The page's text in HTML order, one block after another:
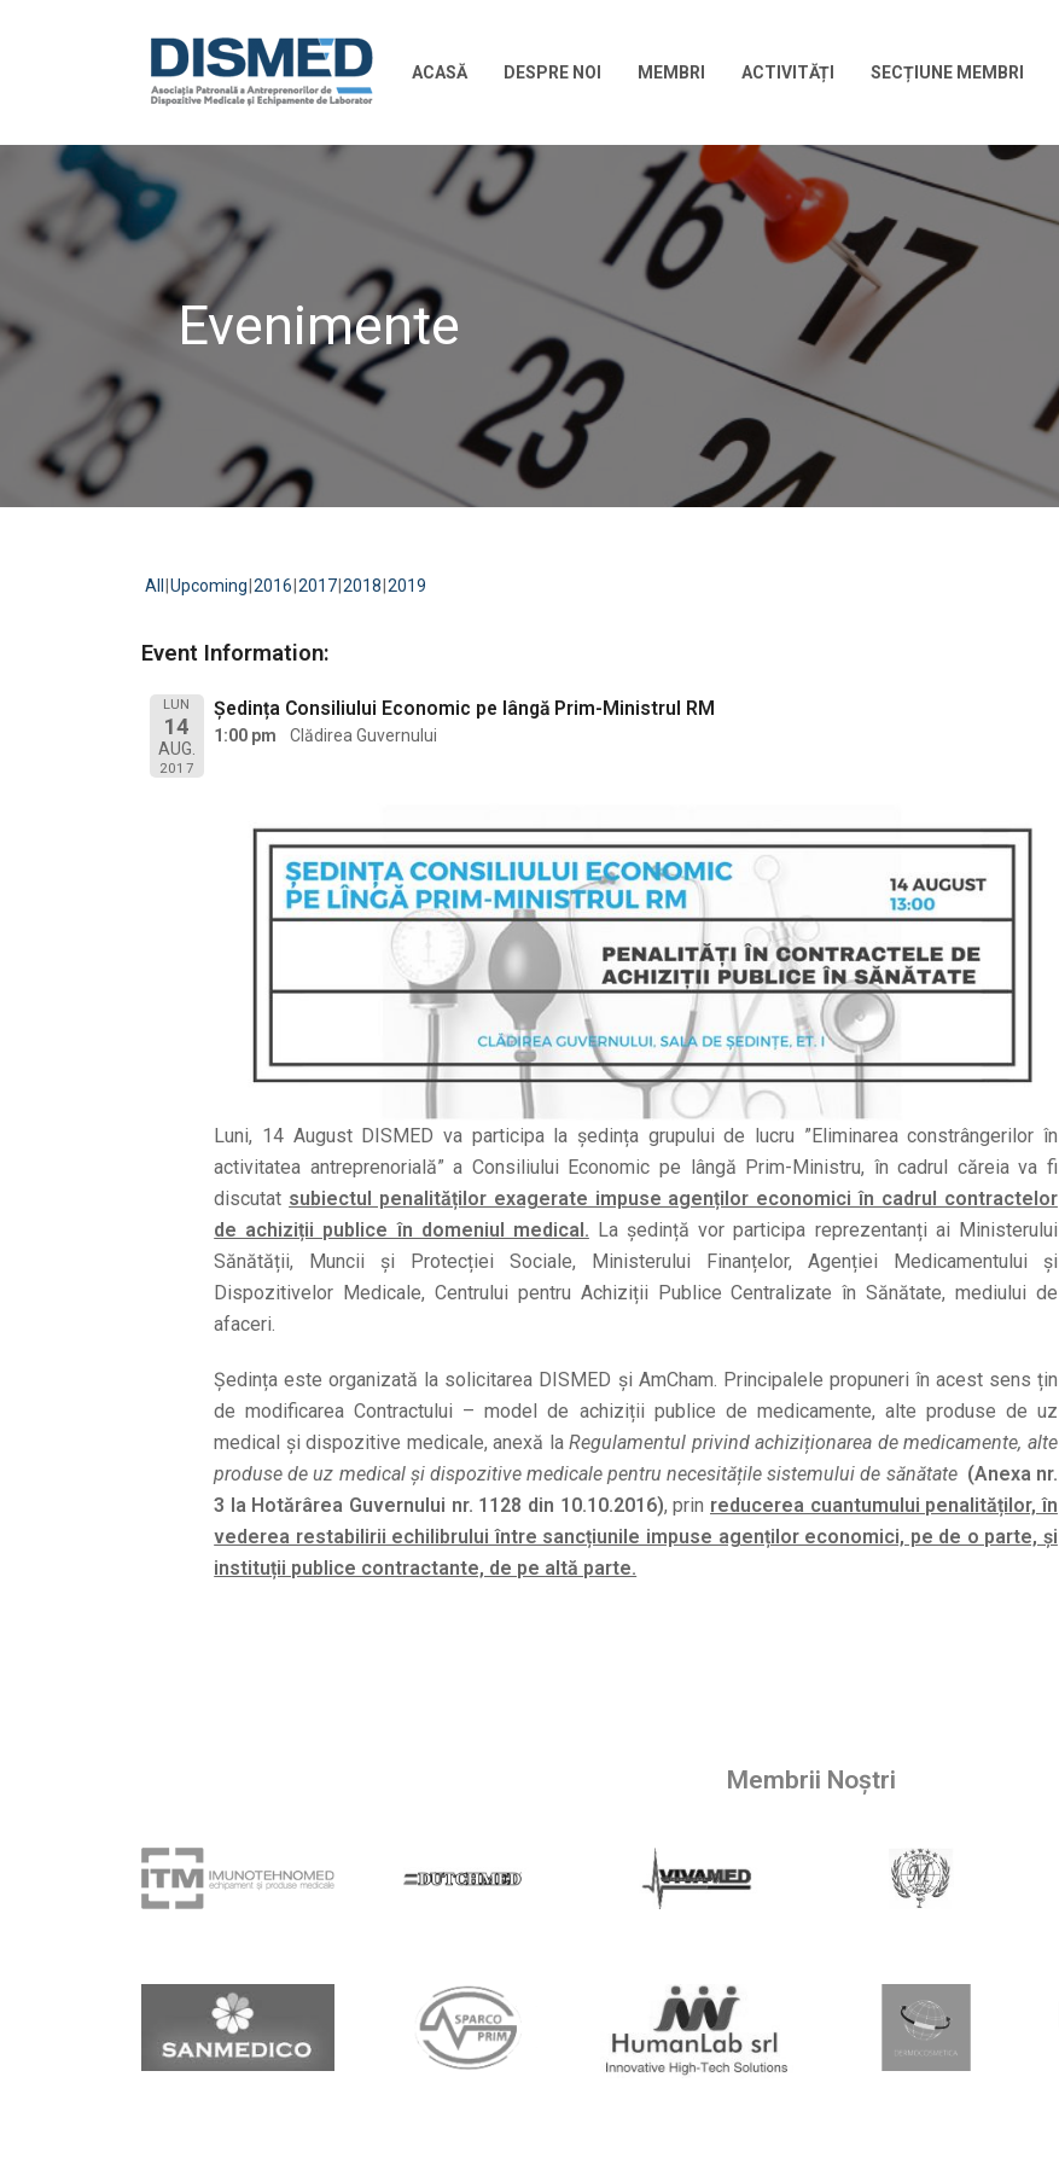
ACASĂ DESPRE NOI MEMBRI ACTIVITĂȚI SECȚIUNE MEMBRI
Evenimente
All Upcoming 2016 2017 2018 2019
Event Information:
LUN
14
AUG.
2017
Ședința Consiliului Economic pe lângă Prim-Ministrul RM
1:00 pm Clădirea Guvernului
Luni, 14 August DISMED va participa la ședința grupului de lucru ”Eliminarea constrângerilor în
activitatea antreprenorială” a Consiliului Economic pe lângă Prim-Ministru, în cadrul căreia va fi
discutat subiectul penalităților exagerate impuse agenților economici în cadrul contractelor
de achiziții publice în domeniul medical. La ședință vor participa reprezentanți ai Ministerului
Sănătății, Muncii și Protecției Sociale, Ministerului Finanțelor, Agenției Medicamentului și
Dispozitivelor Medicale, Centrului pentru Achiziții Publice Centralizate în Sănătate, mediului de
afaceri.
Ședința este organizată la solicitarea DISMED și AmCham. Principalele propuneri în acest sens țin
de modificarea Contractului – model de achiziții publice de medicamente, alte produse de uz
medical și dispozitive medicale, anexă laRegulamentul privind achiziționarea de medicamente, alte
produse de uz medical și dispozitive medicale pentru necesitățile sistemului de sănătate (Anexa nr.
3 la Hotărârea Guvernului nr. 1128 din 10.10.2016), prin reducerea cuantumului penalităților, în
vederea restabilirii echilibrului între sancțiunile impuse agenților economici, pe de o parte, și
instituții publice contractante, de pe altă parte.
Membrii Noștri